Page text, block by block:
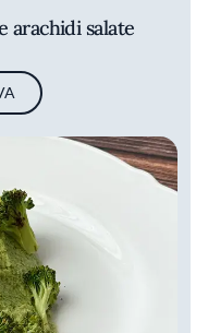
arachidi salate